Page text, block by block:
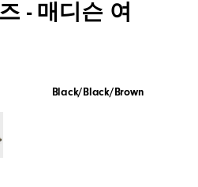
- 매디슨 여
Black/Black/Brown